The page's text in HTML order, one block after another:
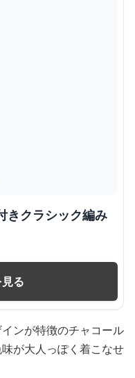
きクラシック編み
る
ンが特徴のチャコール
が大人っぽく着こなせ